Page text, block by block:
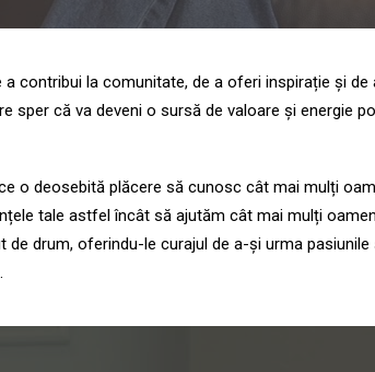
contribui la comunitate, de a oferi inspirație și
că va deveni o sursă de valoare și energie
o deosebită plăcere să cunosc cât mai mulți
tale astfel încât să ajutăm cât mai mulți
drum, oferindu-le curajul de a-și urma